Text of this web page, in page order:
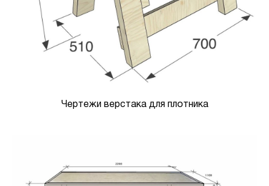
Чертежи верстака для плотника